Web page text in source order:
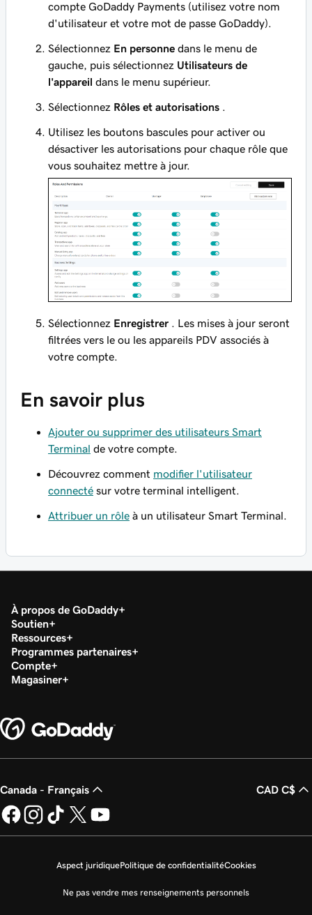
compte GoDaddy Payments (utilisez votre nom
d'utilisateur et votre mot de passe GoDaddy).
Sélectionnez En personne dans le menu de
gauche, puis sélectionnez Utilisateurs de
l'appareil dans le menu supérieur.
Sélectionnez Rôles et autorisations
Utilisez les boutons bascules pour activer ou
désactiver les autorisations pour chaque rôle que
vous souhaitez mettre à jour.
Sélectionnez Enregistrer . Les mises à jour seront
filtrées vers le ou les appareils PDV associés à
votre compte.
En savoir plus
Ajouter ou supprimer des utilisateurs Smart
Terminal de votre compte.
Découvrez comment modifier l'utilisateur
connecté sur votre terminal intelligent.
Attribuer un rôle à un utilisateur Smart Terminal.
À propos de GoDaddy
Soutien
Ressources
Programmes partenaires
Compte
Magasiner
Canada - Français CAD C$
Aspect juridiquePolitique de confidentialitéCookies
Ne pas vendre mes renseignements personnels